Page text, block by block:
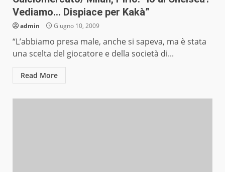
Vediamo… Dispiace per Kakà”
admin Giugno 10, 2009
“L’abbiamo presa male, anche si sapeva, ma è stata
una scelta del giocatore e della società di...
Read More